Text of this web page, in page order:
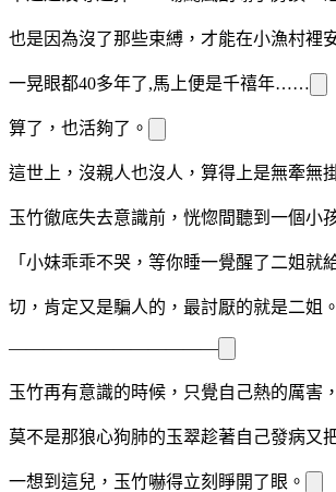
也是因為沒了那些束縛， 才能在小漁村裡
一晃眼都40多年了,馬上便是千禧年……
算了，也活夠了。
這世上， 沒親人也沒人，算得上是無牽無
玉竹徹底失去意識前，恍惚間聽到一個小
「小妹乖乖不哭，等你睡一覺醒了二姐就
切，肯定又是騙人的，最討厭的就是二姐。
————————————
玉竹再有意識的時候，只覺自己熱的厲害
莫不是那狼心狗肺的玉翠趁著自己發病又
一想到這兒，玉竹嚇得立刻睜開了眼。